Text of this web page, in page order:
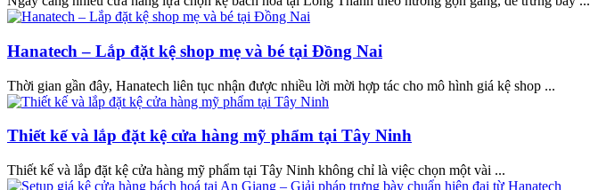
Hanatech – Lắp đặt kệ shop mẹ và bé tại Đồng Nai
Thời gian gần đây, Hanatech liên tục nhận được nhiều lời mời hợp tác cho mô hình giá kệ shop ...
Thiết kế và lắp đặt kệ cửa hàng mỹ phẩm tại Tây Ninh
Thiết kế và lắp đặt kệ cửa hàng mỹ phẩm tại Tây Ninh không chỉ là việc chọn một vài ...